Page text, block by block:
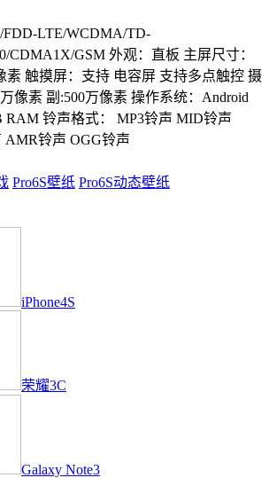
FDD-LTE/WCDMA/TD-
CDMA1X/GSM 外观：直板 主屏尺寸：
素 触摸屏：支持 电容屏 支持多点触控 摄
像素 副:500万像素 操作系统：Android
RAM 铃声格式： MP3铃声 MID铃声
铃声 OGG铃声
Pro6S壁纸 Pro6S动态壁纸
iPhone4S
荣耀3C
Galaxy Note3